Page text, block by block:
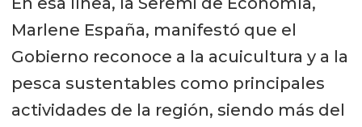
Marlene España, manifestó que el
Gobierno reconoce a la acuicultura y a la
pesca sustentables como principales
actividades de la región, siendo más del